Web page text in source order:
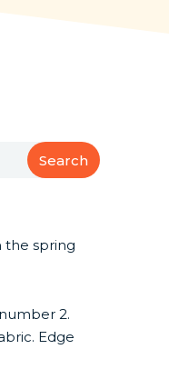
Search
the spring
2.
Edge